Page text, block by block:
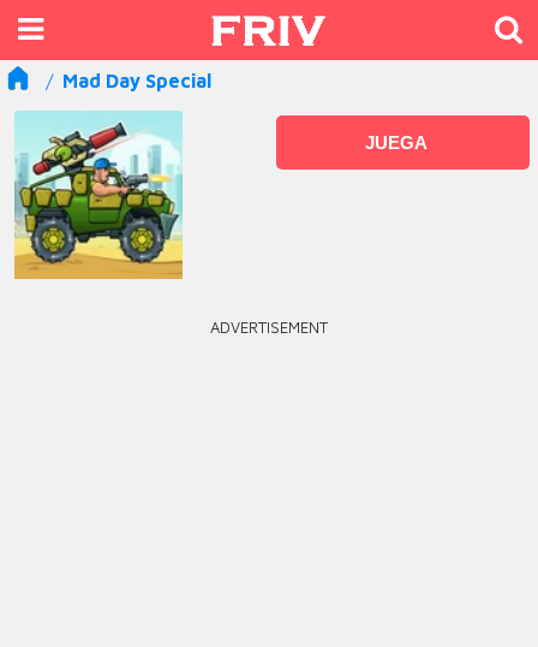
Mad Day Special
JUEGA
ADVERTISEMENT